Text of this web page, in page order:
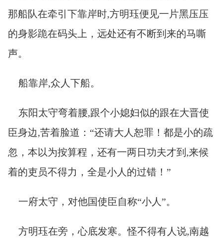
那船队在牵引下靠岸时,方明珏便见一片黑压压
的身影跪在码头上，远处还有不断到来的马嘶
声。
船靠岸,众人下船。
东阳太守弯着腰,跟个小媳妇似的跟在大晋使
臣身边,苦着脸道：“还请大人恕罪！都是小的疏
忽，本以为按算程，还有一两日功夫才到,来候
着的吏员不得力，全是小人的过错！”
一府太守，对他国使臣自称“小人”。
方明珏在旁，心底发寒。怪不得有人说,南越